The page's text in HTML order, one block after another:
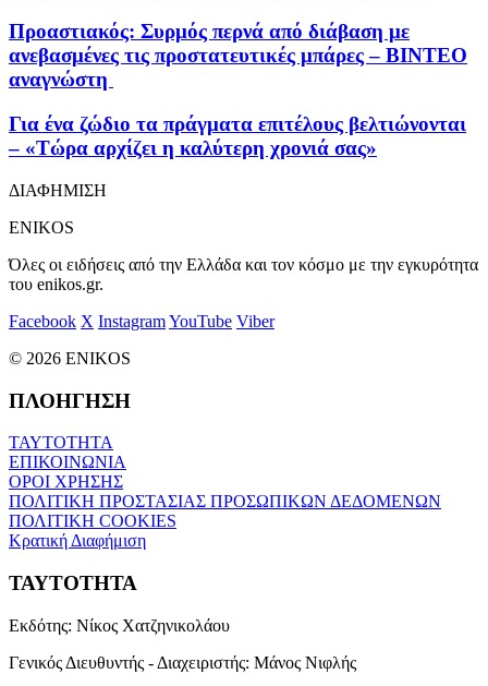
Προαστιακός: Συρμός περνά από διάβαση με
ανεβασμένες τις προστατευτικές μπάρες – ΒΙΝΤΕΟ
αναγνώστη
Για ένα ζώδιο τα πράγματα επιτέλους βελτιώνονται
– «Τώρα αρχίζει η καλύτερη χρονιά σας»
ΔΙΑΦΗΜΙΣΗ
ENIKOS
Όλες οι ειδήσεις από την Ελλάδα και τον κόσμο με την εγκυρότητα
του enikos.gr.
Facebook X InstagramYouTube Viber
© 2026 ENIKOS
ΠΛΟΗΓΗΣΗ
ΤΑΥΤΟΤΗΤΑ
ΕΠΙΚΟΙΝΩΝΙΑ
ΟΡΟΙ ΧΡΗΣΗΣ
ΠΟΛΙΤΙΚΗ ΠΡΟΣΤΑΣΙΑΣ ΠΡΟΣΩΠΙΚΩΝ ΔΕΔΟΜΕΝΩΝ
ΠΟΛΙΤΙΚΗ COOKIES
Κρατική Διαφήμιση
ΤΑΥΤΟΤΗΤΑ
Εκδότης: Νίκος Χατζηνικολάου
Γενικός Διευθυντής - Διαχειριστής: Μάνος Νιφλής